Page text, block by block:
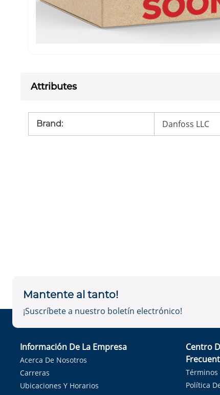
Attributes
Brand: Danfoss LLC
Mantente al tanto!
¡Suscríbete a nuestro boletín electrónico!
Información De La Empresa
Acerca De Nosotros
Carreras
Ubicaciones Y Horarios
Centro
Términos
Política